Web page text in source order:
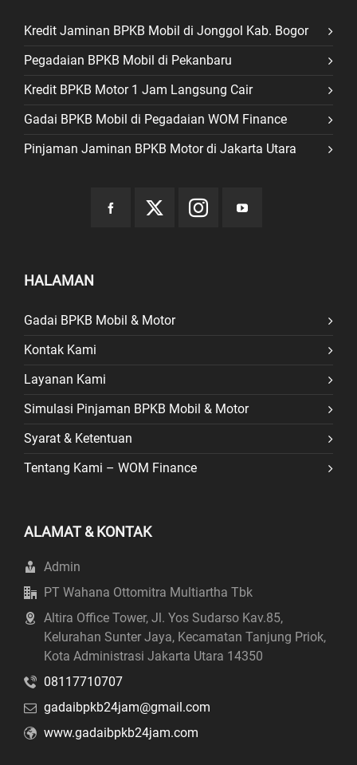
Kredit Jaminan BPKB Mobil di Jonggol Kab. Bogor
Pegadaian BPKB Mobil di Pekanbaru
Kredit BPKB Motor 1 Jam Langsung Cair
Gadai BPKB Mobil di Pegadaian WOM Finance
Pinjaman Jaminan BPKB Motor di Jakarta Utara
HALAMAN
Gadai BPKB Mobil & Motor
Kontak Kami
Layanan Kami
Simulasi Pinjaman BPKB Mobil & Motor
Syarat & Ketentuan
Tentang Kami – WOM Finance
ALAMAT & KONTAK
Admin
PT Wahana Ottomitra Multiartha Tbk
Altira Office Tower, Jl. Yos Sudarso Kav.85,
Kelurahan Sunter Jaya, Kecamatan Tanjung Priok,
Kota Administrasi Jakarta Utara 14350
08117710707
gadaibpkb24jam@gmail.com
www.gadaibpkb24jam.com